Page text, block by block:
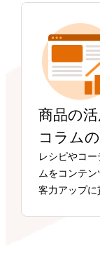
商品の
コラム
レシピやコ
ムをコンテ
客力アップに